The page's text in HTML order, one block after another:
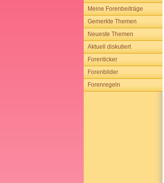
Meine Forenbeiträge
Gemerkte Themen
Neueste Themen
Aktuell diskutiert
Forenticker
Forenbilder
Forenregeln